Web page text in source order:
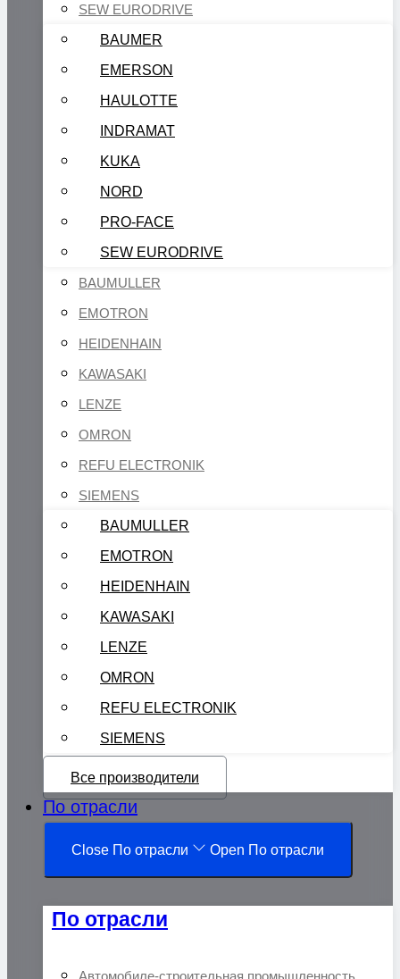
SEW EURODRIVE
BAUMER
EMERSON
HAULOTTE
INDRAMAT
KUKA
NORD
PRO-FACE
SEW EURODRIVE
BAUMULLER
EMOTRON
HEIDENHAIN
KAWASAKI
LENZE
OMRON
REFU ELECTRONIK
SIEMENS
BAUMULLER
EMOTRON
HEIDENHAIN
KAWASAKI
LENZE
OMRON
REFU ELECTRONIK
SIEMENS
Все производители
По отрасли
Close По отрасли Open По отрасли
По отрасли